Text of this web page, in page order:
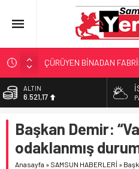
ÇÜRÜYEN BİNADAN
SAMSUN YANACAK!
BİLİMİN İZİNDE!
TEKNOFEST’TE ‘ÇİFTE’
ALTIN
6.521,17
13.685,30
DOLAR
47,5953
Başkan Demir:
odaklanmış
Anasayfa » SAMSUN HABERLERİ »